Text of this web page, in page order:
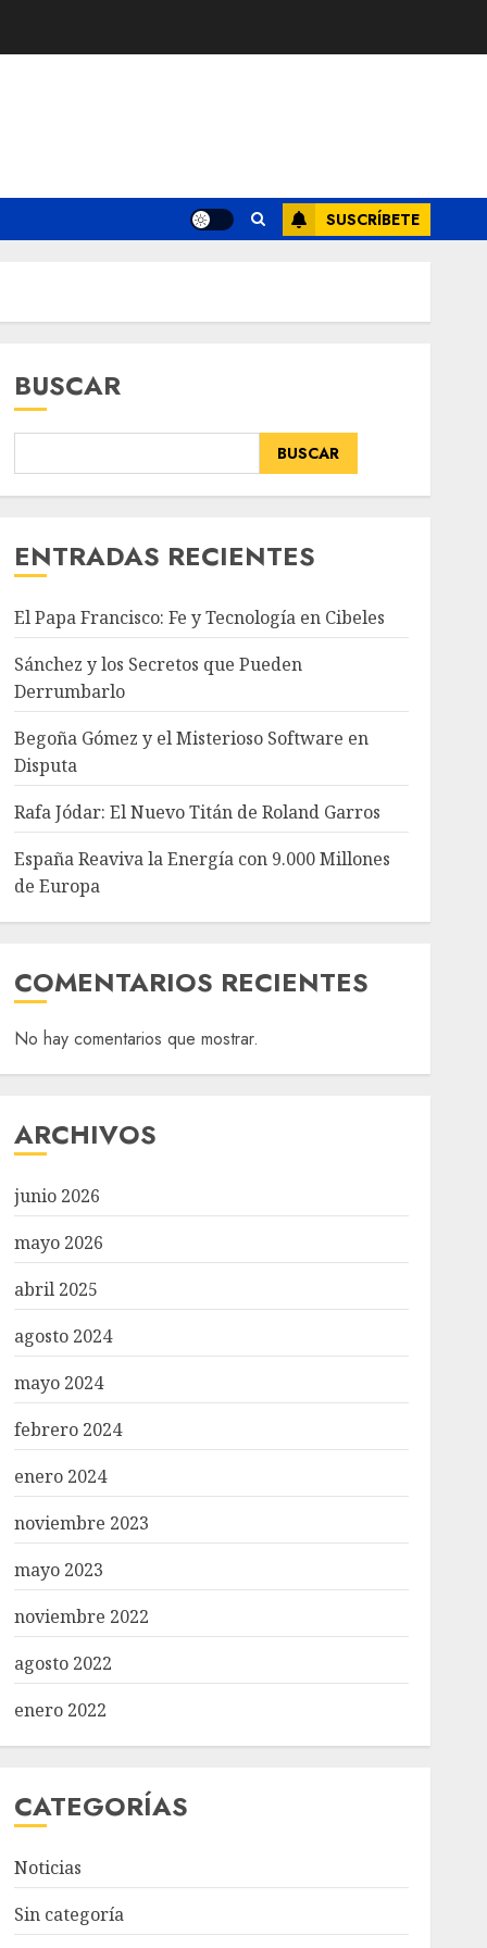
SUSCRÍBETE
BUSCAR
BUSCAR
ENTRADAS RECIENTES
El Papa Francisco: Fe y Tecnología en Cibeles
Sánchez y los Secretos que Pueden
Derrumbarlo
Begoña Gómez y el Misterioso Software en
Disputa
Rafa Jódar: El Nuevo Titán de Roland Garros
España Reaviva la Energía con 9.000 Millones
de Europa
COMENTARIOS RECIENTES
No hay comentarios que mostrar.
ARCHIVOS
junio 2026
mayo 2026
abril 2025
agosto 2024
mayo 2024
febrero 2024
enero 2024
noviembre 2023
mayo 2023
noviembre 2022
agosto 2022
enero 2022
CATEGORÍAS
Noticias
Sin categoría